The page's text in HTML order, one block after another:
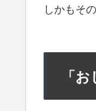
しかもその
「